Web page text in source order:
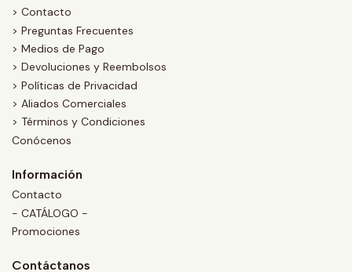
> Contacto
> Preguntas Frecuentes
> Medios de Pago
> Devoluciones y Reembolsos
> Políticas de Privacidad
> Aliados Comerciales
> Términos y Condiciones
Conócenos
Información
Contacto
- CATÁLOGO -
Promociones
Contáctanos